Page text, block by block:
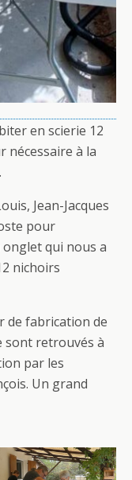
en scierie 12
nécessaire à la
Jean-Jacques
pour
qui nous a
nichoirs
de fabrication de
sont retrouvés à
par les
Un grand